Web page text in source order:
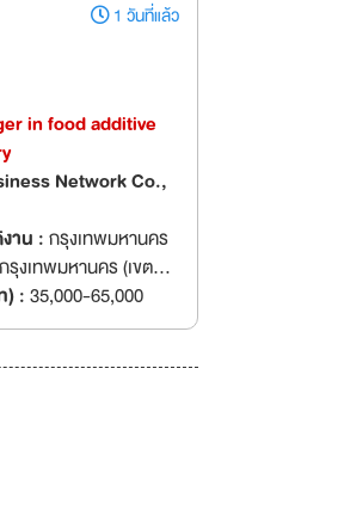
1 วันที่แล้ว
in food additive
Network Co.,
าน :
รุงเทพมหานคร (เขต
มหานคร (เขต
เทพมหานคร (เขต
) :35,000-65,000